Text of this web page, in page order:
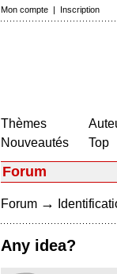
Mon compte | Inscription
Thèmes
Nouveautés
Top
Forum
Forum →
Any idea?